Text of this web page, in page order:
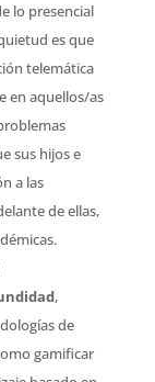
lo presencial
es que
telemática
en aquellos/as
sus hijos e
a las
de ellas,
,
de
gamificar